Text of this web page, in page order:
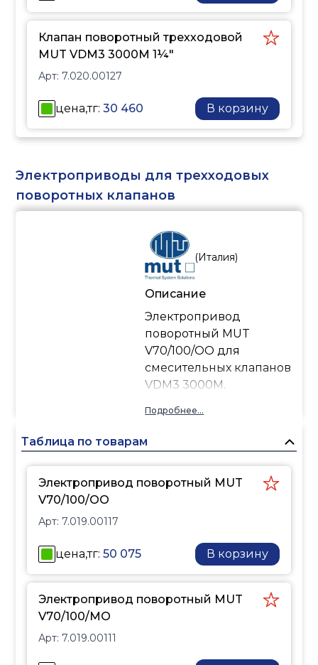
Клапан поворотный трехходовой
MUT VDM3 3000M 1¼"
Арт: 7.020.00127
цена,тг:30 460 В корзину
Электроприводы для трехходовых
поворотных клапанов
(Италия)
Описание
Электропривод
поворотный MUT
V70/100/OO для
смесительных клапанов
VDM3 3000M.
Подробнее...
Таблица по товарам
Электропривод поворотный MUT
V70/100/OO
Арт: 7.019.00117
цена,тг:50 075 В корзину
Электропривод поворотный MUT
V70/100/MO
Арт: 7.019.00111